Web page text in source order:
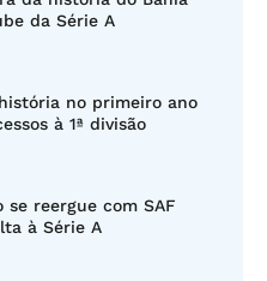
da Série A
no primeiro ano
à 1ª divisão
se reergue com SAF
à Série A